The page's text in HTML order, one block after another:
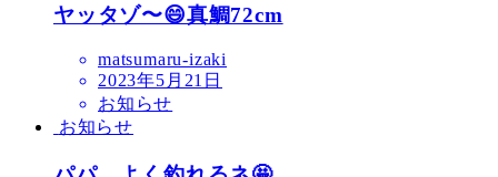
ヤッタゾ〜😄真鯛72cm
matsumaru-izaki
2023年5月21日
お知らせ
お知らせ